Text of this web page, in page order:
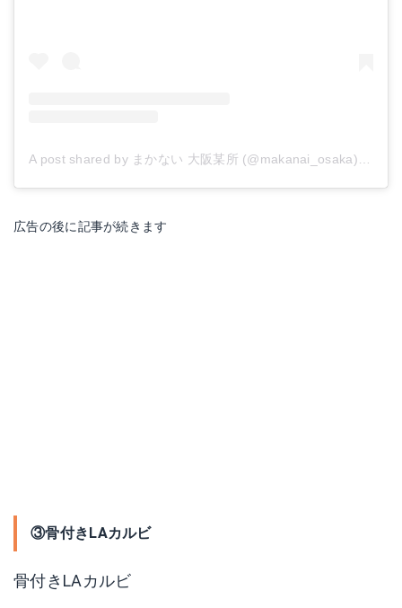
広告の後に記事が続きます
③骨付きLAカルビ
骨付きLAカルビ